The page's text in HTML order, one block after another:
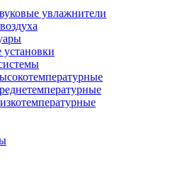
увлажнители